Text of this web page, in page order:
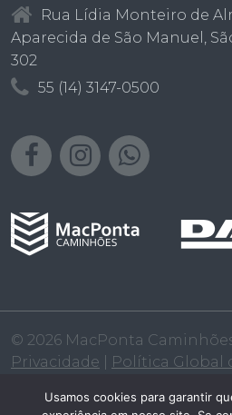
Rua Lídia Monteiro de
Aparecida de São Manuel,
302
55 (14) 3147-0500
© 2026 MacPonta
Privacidade
Política Global
Usamos cookies para garantir